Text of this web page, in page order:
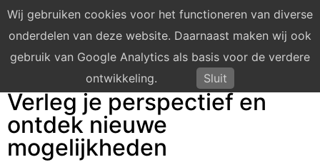
Verleg je perspectief en
ontdek nieuwe
mogelijkheden
Wij gebruiken cookies voor het functioneren van diverse
onderdelen van deze website. Daarnaast maken wij ook
gebruik van Google Analytics als basis voor de verdere
ontwikkeling.
Sluit